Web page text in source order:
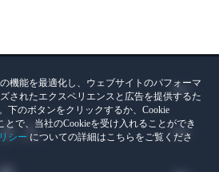
機能を最適化し、ウェブサイトのパフォーマ
されたエクスペリエンスと広告を提供するた
下のボタンをクリックするか、Cookie
とで、当社のCookieを受け入れることができ
シー についての詳細はこちらをご覧くださ
ス